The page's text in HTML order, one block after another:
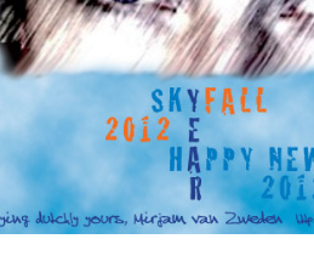
SKYFALL voor 2013